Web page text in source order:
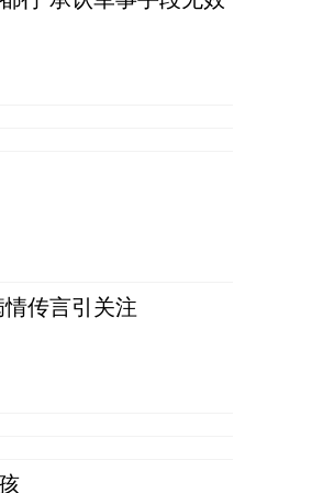
传言引关注